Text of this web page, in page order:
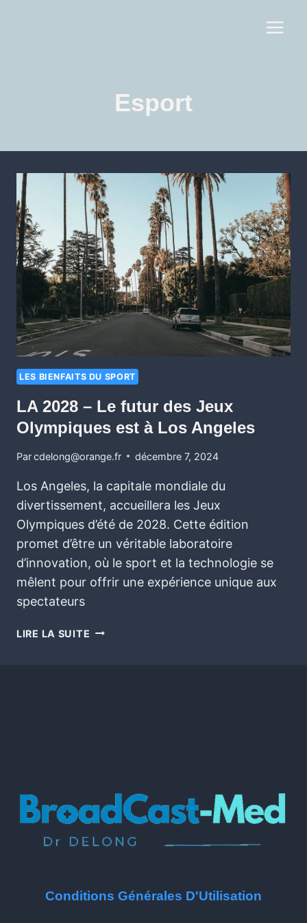
Esport
LES BIENFAITS DU SPORT
LA 2028 – Le futur des Jeux
Olympiques est à Los Angeles
Parcdelong@orange.fr décembre 7, 2024
Los Angeles, la capitale mondiale du
divertissement, accueillera les Jeux
Olympiques d’été de 2028. Cette édition
promet d’être un véritable laboratoire
d’innovation, où le sport et la technologie se
mêlent pour offrir une expérience unique aux
spectateurs
LIRE LA SUITE
Conditions Générales D'Utilisation